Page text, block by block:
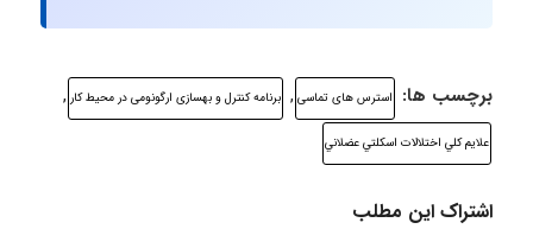
برچسب ها: استرس های تماسی , برنامه کنترل و بهسازی ارگونومی در محیط کار ,
علايم كلي اختلالات اسكلتي عضلاني
اشتراک این مطلب